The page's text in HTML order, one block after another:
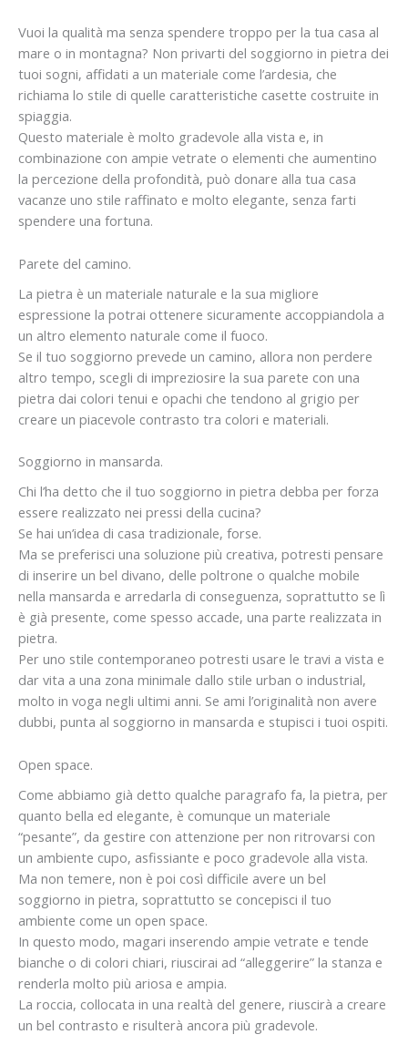
Vuoi la qualità ma senza spendere troppo per la tua casa al
mare o in montagna? Non privarti del soggiorno in pietra dei
tuoi sogni, affidati a un materiale come l’ardesia, che
richiama lo stile di quelle caratteristiche casette costruite in
spiaggia.
Questo materiale è molto gradevole alla vista e, in
combinazione con ampie vetrate o elementi che aumentino
la percezione della profondità, può donare alla tua casa
vacanze uno stile raffinato e molto elegante, senza farti
spendere una fortuna.
Parete del camino.
La pietra è un materiale naturale e la sua migliore
espressione la potrai ottenere sicuramente accoppiandola a
un altro elemento naturale come il fuoco.
Se il tuo soggiorno prevede un camino, allora non perdere
altro tempo, scegli di impreziosire la sua parete con una
pietra dai colori tenui e opachi che tendono al grigio per
creare un piacevole contrasto tra colori e materiali.
Soggiorno in mansarda.
Chi l’ha detto che il tuo soggiorno in pietra debba per forza
essere realizzato nei pressi della cucina?
Se hai un’idea di casa tradizionale, forse.
Ma se preferisci una soluzione più creativa, potresti pensare
di inserire un bel divano, delle poltrone o qualche mobile
nella mansarda e arredarla di conseguenza, soprattutto se lì
è già presente, come spesso accade, una parte realizzata in
pietra.
Per uno stile contemporaneo potresti usare le travi a vista e
dar vita a una zona minimale dallo stile urban o industrial,
molto in voga negli ultimi anni. Se ami l’originalità non avere
dubbi, punta al soggiorno in mansarda e stupisci i tuoi ospiti.
Open space.
Come abbiamo già detto qualche paragrafo fa, la pietra, per
quanto bella ed elegante, è comunque un materiale
“pesante”, da gestire con attenzione per non ritrovarsi con
un ambiente cupo, asfissiante e poco gradevole alla vista.
Ma non temere, non è poi così difficile avere un bel
soggiorno in pietra, soprattutto se concepisci il tuo
ambiente come un open space.
In questo modo, magari inserendo ampie vetrate e tende
bianche o di colori chiari, riuscirai ad “alleggerire” la stanza e
renderla molto più ariosa e ampia.
La roccia, collocata in una realtà del genere, riuscirà a creare
un bel contrasto e risulterà ancora più gradevole.